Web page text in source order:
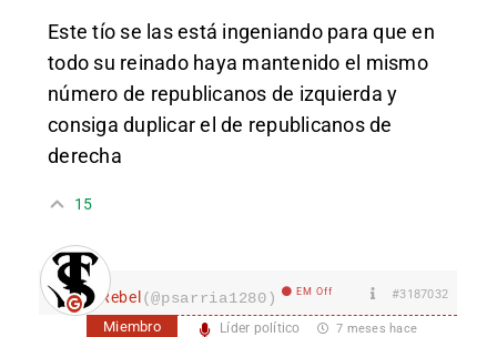
Este tío se las está ingeniando para que en
todo su reinado haya mantenido el mismo
número de republicanos de izquierda y
consiga duplicar el de republicanos de
derecha
15
Rebel(@psarria1280) EM Off #3187032
Miembro Líder político 7 meses hace